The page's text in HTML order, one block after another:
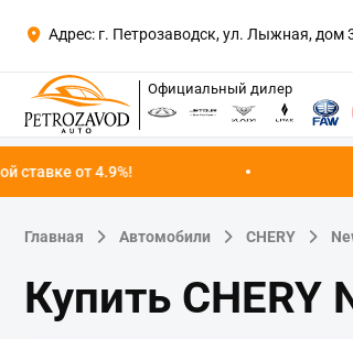
Адрес: г. Петрозаводск, ул. Лыжная, дом
Официальный дилер
Главная Автомобили CHERY
Купить